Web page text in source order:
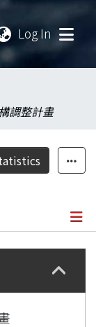
Log In
調整計畫